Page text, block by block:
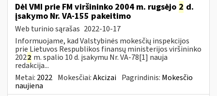
Dėl VMI prie FM viršininko 2004 m. rugsėjo 2 d.
įsakymo Nr. VA-155 pakeitimo
Web turinio sąrašas 2022-10-17
Informuojame, kad Valstybinės mokesčių inspekcijos
prie Lietuvos Respublikos finansų ministerijos viršininko
2022 m. spalio 10 d. įsakymu Nr. VA-78[1] nauja
redakcija...
Metai: 2022 Mokesčiai:Akcizai Pagrindinis: Mokesčio
naujiena